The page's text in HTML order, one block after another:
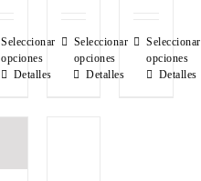
Seleccionar
opciones
Detalles
Seleccionar
opciones
Detalles
Seleccionar
opciones
Detalles